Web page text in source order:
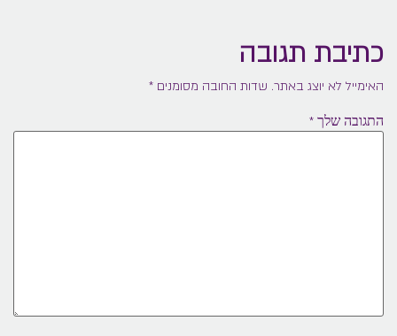
כתיבת תגובה
האימייל לא יוצג באתר. שדות החובה מסומנים *
התגובה שלך *